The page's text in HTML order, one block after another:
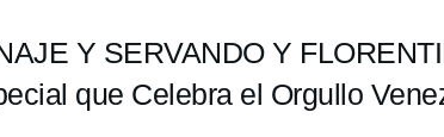
Y SERVANDO Y
que Celebra el Orgullo